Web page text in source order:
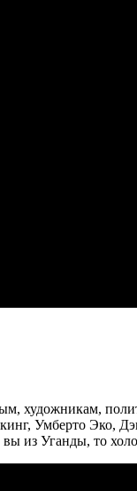
художникам,
Умберто Эко,
из Уганды, то